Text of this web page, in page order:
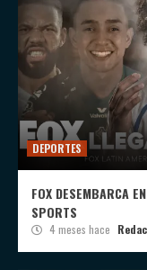
DEPORTES
FOX DESEMBARCA
SPORTS
4 meses hace